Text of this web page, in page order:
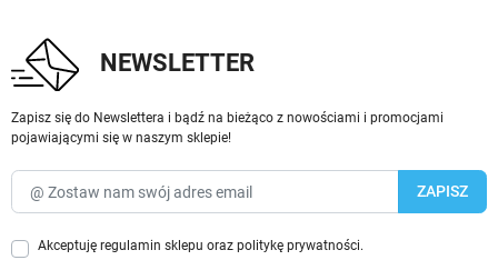
NEWSLETTER
Zapisz się do Newslettera i bądź na bieżąco z nowościami i promocjami
pojawiającymi się w naszym sklepie!
Akceptuję regulamin sklepu oraz politykę prywatności.